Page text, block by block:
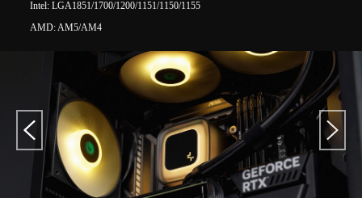
Intel: LGA1851/1700/1200/1151/1150/1155
AMD: AM5/AM4